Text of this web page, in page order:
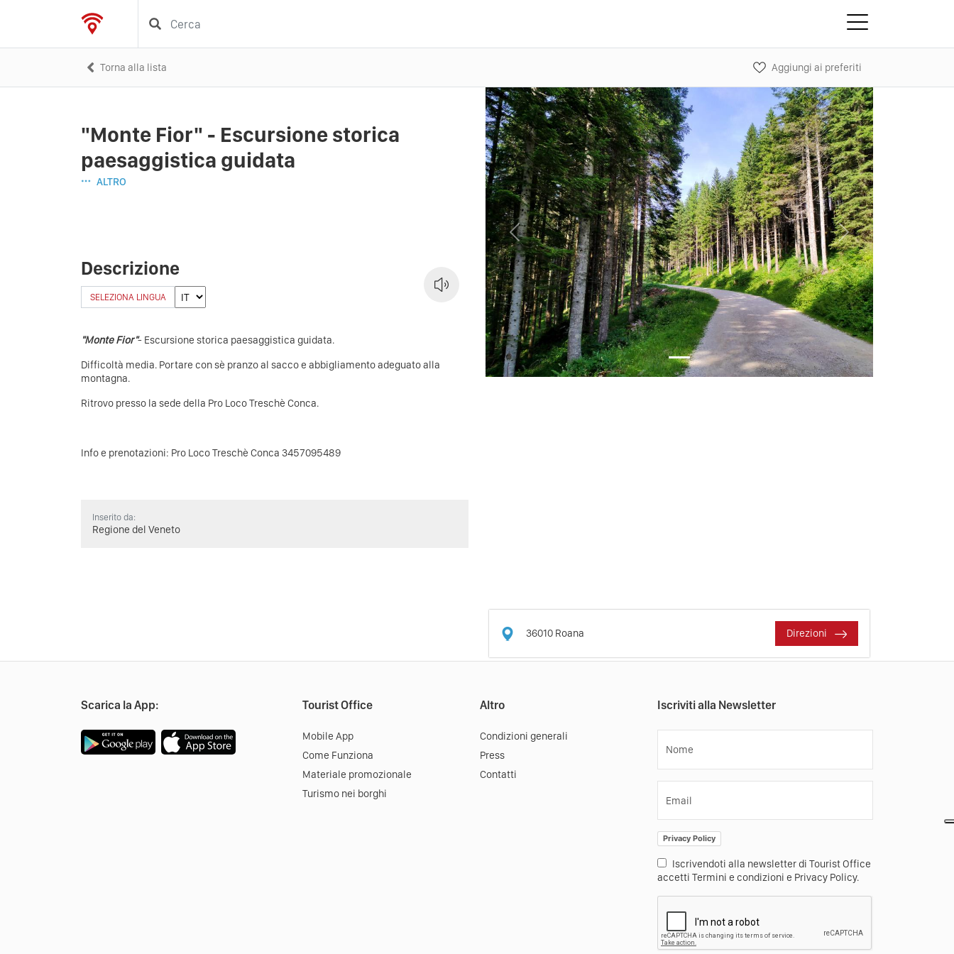
Torna alla lista Aggiungi ai preferiti
"Monte Fior" - Escursione storica
paesaggistica guidata
ALTRO
Descrizione
SELEZIONA LINGUA
"Monte Fior"- Escursione storica paesaggistica guidata.
Difficoltà media. Portare con sè pranzo al sacco e abbigliamento adeguato alla
montagna.
Ritrovo presso la sede della Pro Loco Treschè Conca.
Info e prenotazioni: Pro Loco Treschè Conca 3457095489
Inserito da:
Regione del Veneto
Previous Next
36010 Roana Direzioni
Scarica la App: Tourist Office
Mobile App
Come Funziona
Materiale promozionale
Turismo nei borghi
Altro
Condizioni generali
Press
Contatti
Iscriviti alla Newsletter
Nome
Email
Privacy Policy
Iscrivendoti alla newsletter di Tourist Office
accetti Termini e condizioni e Privacy Policy.